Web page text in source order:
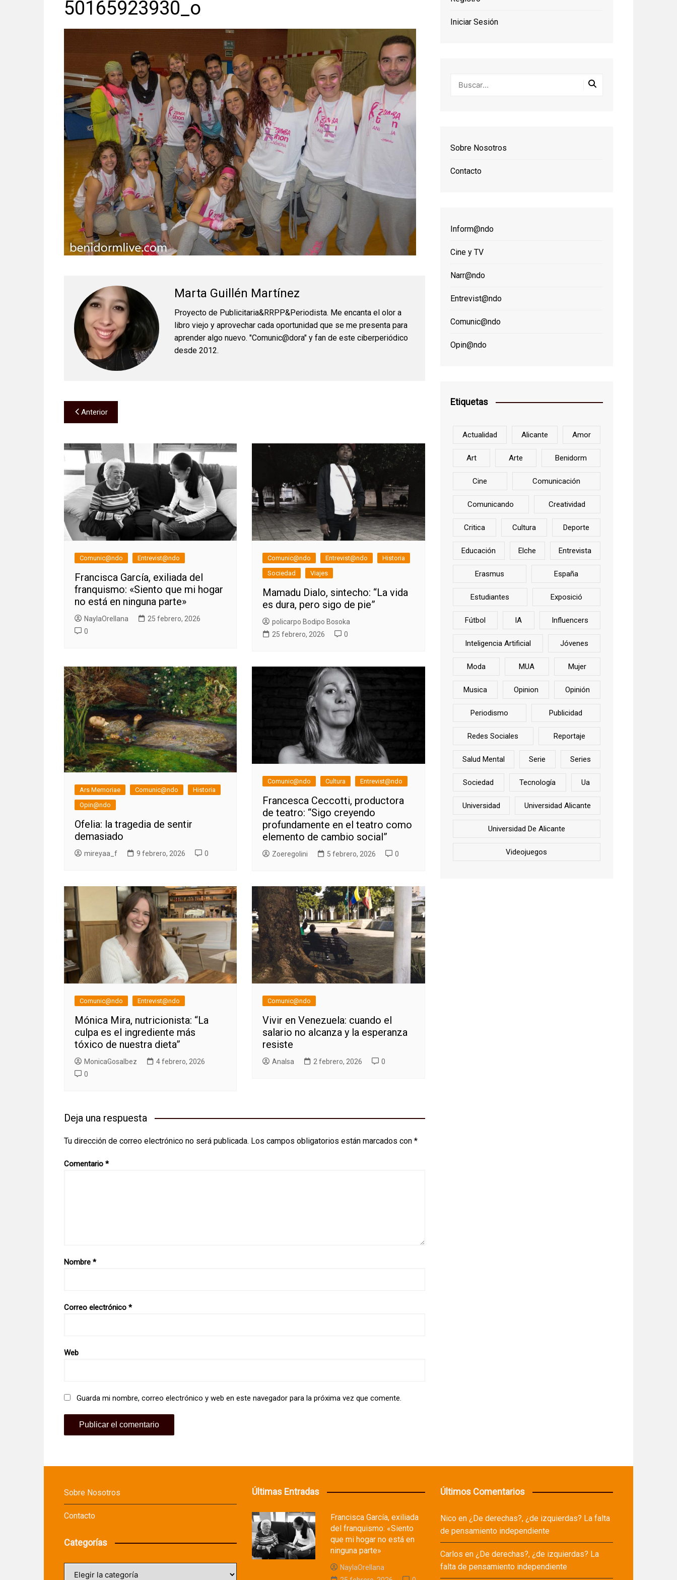
50165923930_o
Marta Guillén Martínez
Proyecto de Publicitaria&RRPP&Periodista. Me encanta el olor a
libro viejo y aprovechar cada oportunidad que se me presenta para
aprender algo nuevo. "Comunic@dora" y fan de este ciberperiódico
desde 2012.
Navegación
de
entradas
Anterior
Comunic@ndo Entrevist@ndo
Francisca García, exiliada del
franquismo: «Siento que mi hogar
no está en ninguna parte»
NaylaOrellana
25 febrero, 2026
0
Comunic@ndo Entrevist@ndo
Historia
Sociedad
Viajes
Mamadu Dialo, sintecho: “La vida
es dura, pero sigo de pie”
policarpo Bodipo Bosoka
25 febrero, 2026
0
Ars Memoriae Comunic@ndo
Historia
Opin@ndo
Ofelia: la tragedia de sentir
demasiado
mireyaa_f 9 febrero, 2026 0
Comunic@ndo Cultura Entrevist@ndo
Francesca Ceccotti, productora
de teatro: “Sigo creyendo
profundamente en el teatro como
elemento de cambio social”
Zoeregolini 5 febrero, 2026 0
Comunic@ndo Entrevist@ndo
Mónica Mira, nutricionista: “La
culpa es el ingrediente más
tóxico de nuestra dieta”
MonicaGosalbez
4 febrero, 2026
0
Comunic@ndo
Vivir en Venezuela: cuando el
salario no alcanza y la esperanza
resiste
AnaIsa 2 febrero, 2026 0
Deja una respuesta
Tu dirección de correo electrónico no será publicada. Los campos obligatorios están marcados con *
Comentario *
Nombre *
Correo electrónico *
Web
Guarda mi nombre, correo electrónico y web en este navegador para la próxima vez que comente.
Iniciar Sesión
Sobre Nosotros
Contacto
Inform@ndo
Cine y TV
Narr@ndo
Entrevist@ndo
Comunic@ndo
Opin@ndo
Etiquetas
Actualidad Alicante Amor
Art Arte Benidorm
Cine Comunicación
Comunicando Creatividad
Critica Cultura Deporte
Educación Elche Entrevista
Erasmus España
Estudiantes Exposició
Fútbol IA Influencers
Inteligencia Artificial Jóvenes
Moda MUA Mujer
Musica Opinion Opinión
Periodismo Publicidad
Redes Sociales Reportaje
Salud Mental Serie Series
Sociedad Tecnología Ua
Universidad Universidad Alicante
Universidad De Alicante
Videojuegos
Sobre Nosotros
Contacto
Categorías
Últimas Entradas
Francisca García, exiliada
del franquismo: «Siento
que mi hogar no está en
ninguna parte»
NaylaOrellana
Últimos Comentarios
Nicoen ¿De derechas?, ¿de izquierdas? La falta
de pensamiento independiente
Carlos en ¿De derechas?, ¿de izquierdas? La
falta de pensamiento independiente